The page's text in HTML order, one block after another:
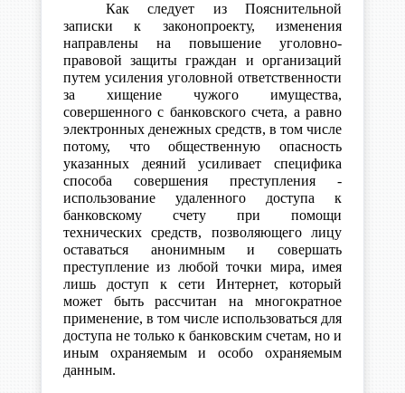
Как следует из Пояснительной
записки к законопроекту, изменения
направлены на повышение уголовно-
правовой защиты граждан и организаций
путем усиления уголовной ответственности
за хищение чужого имущества,
совершенного с банковского счета, а равно
электронных денежных средств, в том числе
потому, что общественную опасность
указанных деяний усиливает специфика
способа совершения преступления -
использование удаленного доступа к
банковскому счету при помощи
технических средств, позволяющего лицу
оставаться анонимным и совершать
преступление из любой точки мира, имея
лишь доступ к сети Интернет, который
может быть рассчитан на многократное
применение, в том числе использоваться для
доступа не только к банковским счетам, но и
иным охраняемым и особо охраняемым
данным.